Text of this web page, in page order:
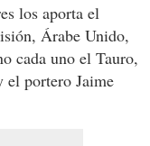
los aporta el
Árabe Unido,
cada uno el Tauro,
portero Jaime